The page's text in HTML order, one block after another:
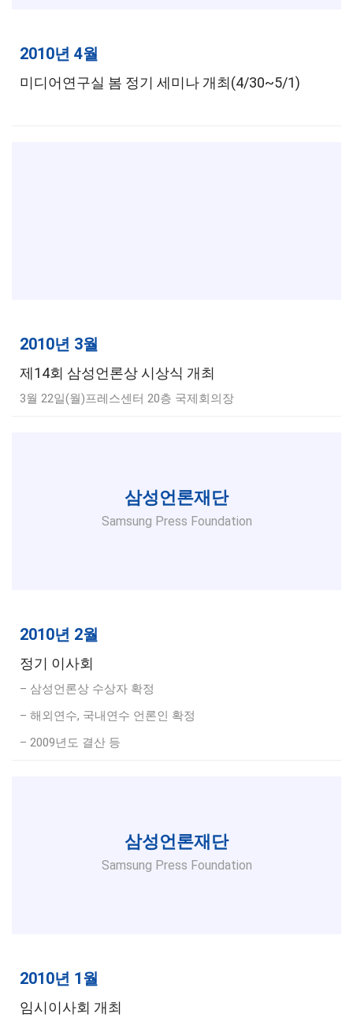
2010년 4월
미디어연구실 봄 정기 세미나 개최(4/30~5/1)
2010년 3월
제14회 삼성언론상 시상식 개최
3월 22일(월)프레스센터 20층 국제회의장
삼성언론재단
Samsung Press Foundation
2010년 2월
정기 이사회
– 삼성언론상 수상자 확정
– 해외연수, 국내연수 언론인 확정
– 2009년도 결산 등
삼성언론재단
Samsung Press Foundation
2010년 1월
임시이사회 개최